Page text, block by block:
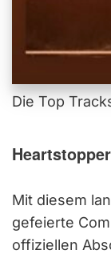
Die Top
Mit diesem
gefeierte
offiziellen